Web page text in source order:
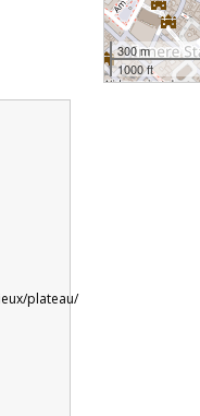
300 m
1000 ft
plateau/